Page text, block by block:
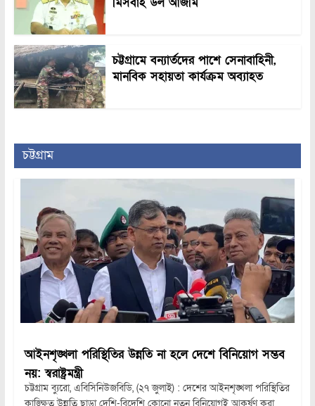
চট্টগ্রামে বন্যার্তদের পাশে সেনাবাহিনী,
মানবিক সহায়তা কার্যক্রম অব্যাহত
চট্টগ্রাম
আইনশৃঙ্খলা পরিস্থিতির উন্নতি না হলে দেশে বিনিয়োগ সম্ভব
নয়: স্বরাষ্ট্রমন্ত্রী
চট্টগ্রাম ব্যুরো, এবিসিনিউজবিডি, (২৭ জুলাই) : দেশের আইনশৃঙ্খলা পরিস্থিতির
কাঙ্ক্ষিত উন্নতি ছাড়া দেশি-বিদেশি কোনো নতুন বিনিয়োগই আকর্ষণ করা